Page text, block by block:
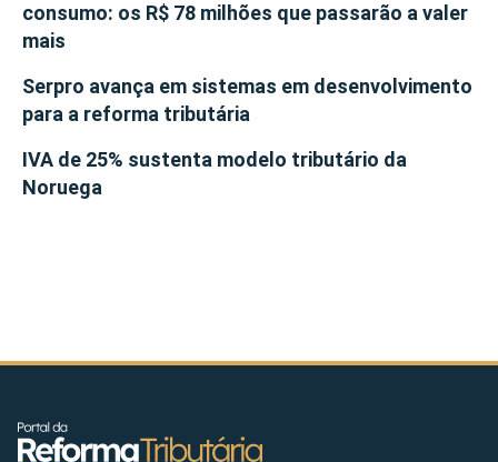
consumo: os R$ 78 milhões que passarão a valer
mais
Serpro avança em sistemas em desenvolvimento
para a reforma tributária
IVA de 25% sustenta modelo tributário da
Noruega